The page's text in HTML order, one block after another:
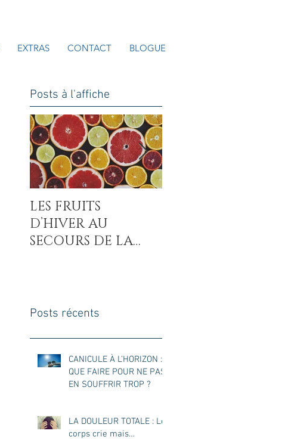
EXTRAS CONTACT BLOGUE
Posts à l'affiche
LES FRUITS
D’HIVER AU
SECOURS DE LA
Posts récents
CANICULE À L’HORIZON :
QUE FAIRE POUR NE PAS
EN SOUFFRIR TROP ?
LA DOULEUR TOTALE : Le
corps crie mais…